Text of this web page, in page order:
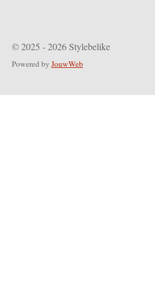
© 2025 - 2026 Stylebelike
Powered by JouwWeb